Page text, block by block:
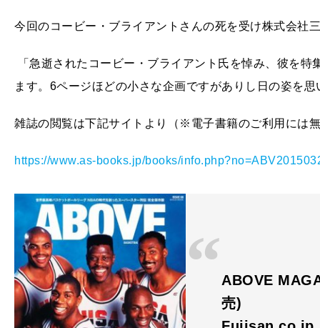
今回のコービー・ブライアントさんの死を受け株式会社
「急逝されたコービー・ブライアント氏を悼み、彼を
ます。6ページほどの小さな企画ですがありし日の姿を
雑誌の閲覧は下記サイトより（※電子書籍のご利用には
https://www.as-books.jp/books/
ABOVE
売)